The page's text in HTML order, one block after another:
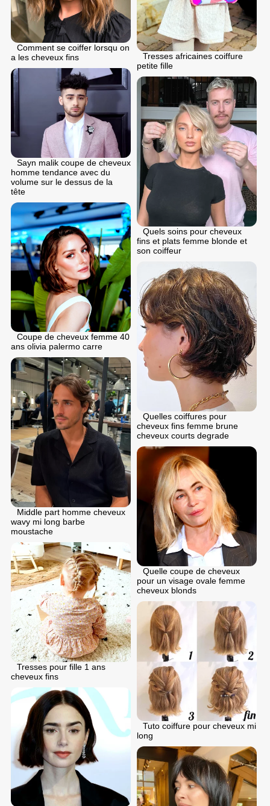
Tresses africaines coiffure
petite fille
Comment se coiffer lorsqu on
a les cheveux fins
Sayn malik coupe de cheveux
homme tendance avec du
volume sur le dessus de la
tête
Quels soins pour cheveux
fins et plats femme blonde et
son coiffeur
Coupe de cheveux femme 40
ans olivia palermo carre
Quelles coiffures pour
cheveux fins femme brune
cheveux courts degrade
Middle part homme cheveux
wavy mi long barbe
moustache
Quelle coupe de cheveux
pour un visage ovale femme
cheveux blonds
Tresses pour fille 1 ans
cheveux fins
Tuto coiffure pour cheveux mi
long